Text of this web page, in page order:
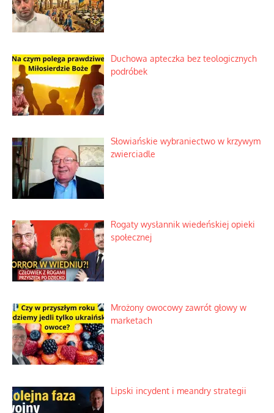
Duchowa apteczka bez teologicznych
podróbek
Słowiańskie wybraniectwo w krzywym
zwierciadle
Rogaty wysłannik wiedeńskiej opieki
społecznej
Mrożony owocowy zawrót głowy w
marketach
Lipski incydent i meandry strategii